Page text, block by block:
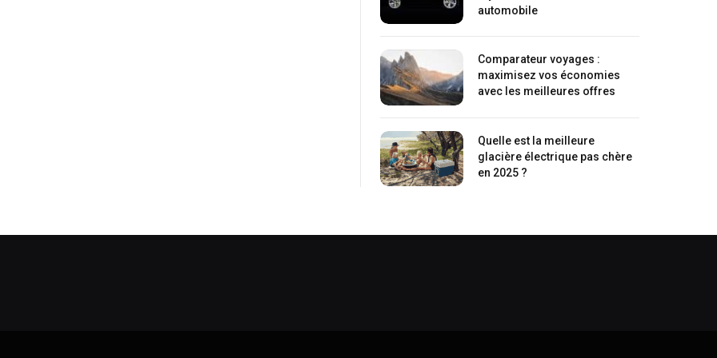
automobile
Comparateur voyages :
maximisez vos économies
avec les meilleures offres
Quelle est la meilleure
glacière électrique pas chère
en 2025 ?